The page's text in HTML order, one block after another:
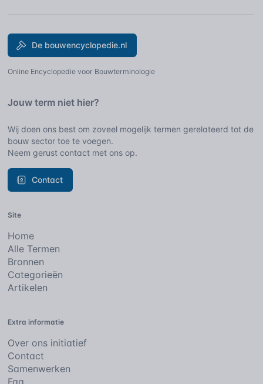
De bouwencyclopedie.nl
Online Encyclopedie voor Bouwterminologie
Jouw term niet hier?
Wij doen ons best om zoveel mogelijk termen gerelateerd tot de
bouw sector toe te voegen.
Neem gerust contact met ons op.
Contact
Site
Home
Alle Termen
Bronnen
Categorieën
Artikelen
Extra informatie
Over ons initiatief
Contact
Samenwerken
Faq